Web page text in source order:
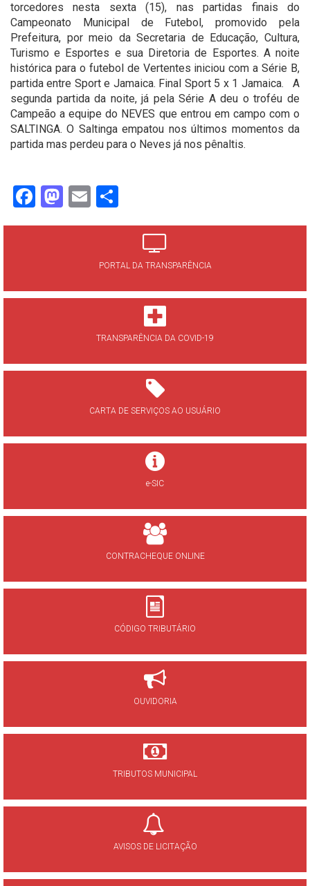
torcedores nesta sexta (15), nas partidas finais do
Campeonato Municipal de Futebol, promovido pela
Prefeitura, por meio da Secretaria de Educação, Cultura,
Turismo e Esportes e sua Diretoria de Esportes. A noite
histórica para o futebol de Vertentes iniciou com a Série B,
partida entre Sport e Jamaica. Final Sport 5 x 1 Jamaica. A
segunda partida da noite, já pela Série A deu o troféu de
Campeão a equipe do NEVES que entrou em campo com o
SALTINGA. O Saltinga empatou nos últimos momentos da
partida mas perdeu para o Neves já nos pênaltis.
Facebook
Mastodon
Email
PORTAL DA TRANSPARÊNCIA
TRANSPARÊNCIA DA COVID-19
CARTA DE SERVIÇOS AO USUÁRIO
e-SIC
CONTRACHEQUE ONLINE
CÓDIGO TRIBUTÁRIO
OUVIDORIA
TRIBUTOS MUNICIPAL
AVISOS DE LICITAÇÃO